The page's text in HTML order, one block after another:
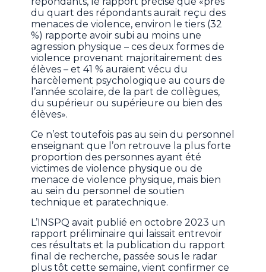
du quart des répondants aurait reçu des
menaces de violence, environ le tiers (32
%) rapporte avoir subi au moins une
agression physique – ces deux formes de
violence provenant majoritairement des
élèves – et 41 % auraient vécu du
harcèlement psychologique au cours de
l’année scolaire, de la part de collègues,
du supérieur ou supérieure ou bien des
élèves».
Ce n’est toutefois pas au sein du personnel
enseignant que l’on retrouve la plus forte
proportion des personnes ayant été
victimes de violence physique ou de
menace de violence physique, mais bien
au sein du personnel de soutien
technique et paratechnique.
L’INSPQ avait publié en octobre 2023 un
rapport préliminaire qui laissait entrevoir
ces résultats et la publication du rapport
final de recherche, passée sous le radar
plus tôt cette semaine, vient confirmer ce